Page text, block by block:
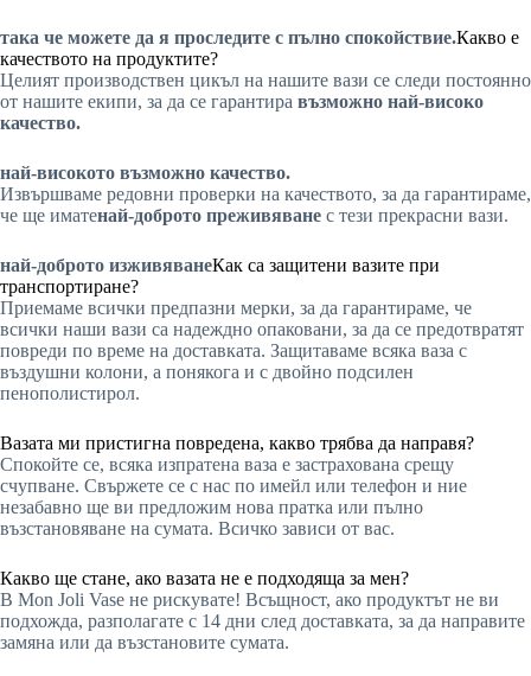
така че можете да я проследите с пълно спокойствие.Какво е
качеството на продуктите?
Целият производствен цикъл на нашите вази се следи постоянно
от нашите екипи, за да се гарантира възможно най-високо
качество.
най-високото възможно качество.
Извършваме редовни проверки на качеството, за да гарантираме,
че ще иматенай-доброто преживяване с тези прекрасни вази.
най-доброто изживяванеКак са защитени вазите при
транспортиране?
Приемаме всички предпазни мерки, за да гарантираме, че
всички наши вази са надеждно опаковани, за да се предотвратят
повреди по време на доставката. Защитаваме всяка ваза с
въздушни колони, а понякога и с двойно подсилен
пенополистирол.
Вазата ми пристигна повредена, какво трябва да направя?
Спокойте се, всяка изпратена ваза е застрахована срещу
счупване. Свържете се с нас по имейл или телефон и ние
незабавно ще ви предложим нова пратка или пълно
възстановяване на сумата. Всичко зависи от вас.
Какво ще стане, ако вазата не е подходяща за мен?
В Mon Joli Vase не рискувате! Всъщност, ако продуктът не ви
подхожда, разполагате с 14 дни след доставката, за да направите
замяна или да възстановите сумата.